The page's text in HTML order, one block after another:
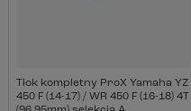
Tłok kompletny ProX Yamaha YZ
450 F (14-17) / WR 450 F (16-18) 4T